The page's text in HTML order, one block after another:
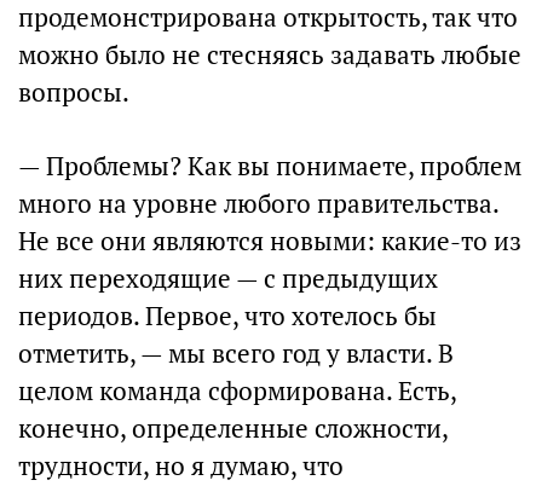
продемонстрирована открытость, так что
можно было не стесняясь задавать любые
вопросы.
— Проблемы? Как вы понимаете, проблем
много на уровне любого правительства.
Не все они являются новыми: какие-то из
них переходящие — с предыдущих
периодов. Первое, что хотелось бы
отметить, — мы всего год у власти. В
целом команда сформирована. Есть,
конечно, определенные сложности,
трудности, но я думаю, что